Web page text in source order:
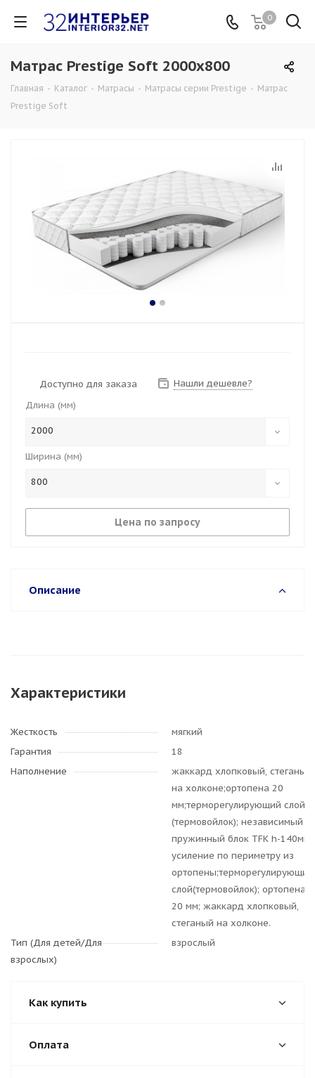
0
Матрас Prestige Soft 2000x800
Главная - Каталог - Матрасы - Матрасы серии Prestige - Матрас
Prestige Soft
Доступно для заказа
Нашли дешевле?
Длина (мм)
2000
Ширина (мм)
800
Цена по запросу
Описание
Характеристики
Жесткость
мягкий
Гарантия
18
Наполнение
жаккард хлопковый, стеганый
на холконе;ортопена 20
мм;терморегулирующий слой
(термовойлок); независимый
пружинный блок TFK h-140мм;
усиление по периметру из
ортопены;терморегулирующий
слой(термовойлок); ортопена
20 мм; жаккард хлопковый,
стеганый на холконе.
Тип (Для детей/Для
взрослых)
взрослый
Как купить
Оплата